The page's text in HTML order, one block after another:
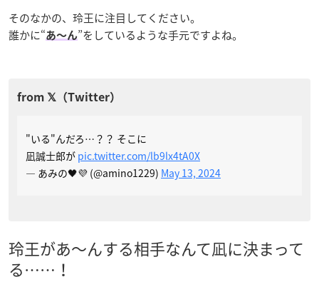
そのなかの、玲王に注目してください。
誰かに“あ〜ん”をしているような手元ですよね。
"いる"んだろ…？？ そこに
凪誠士郎が pic.twitter.com/lb9lx4tA0X
— あみの🖤💜 (@amino1229) May 13, 2024
玲王があ〜んする相手なんて凪に決まって
る……！